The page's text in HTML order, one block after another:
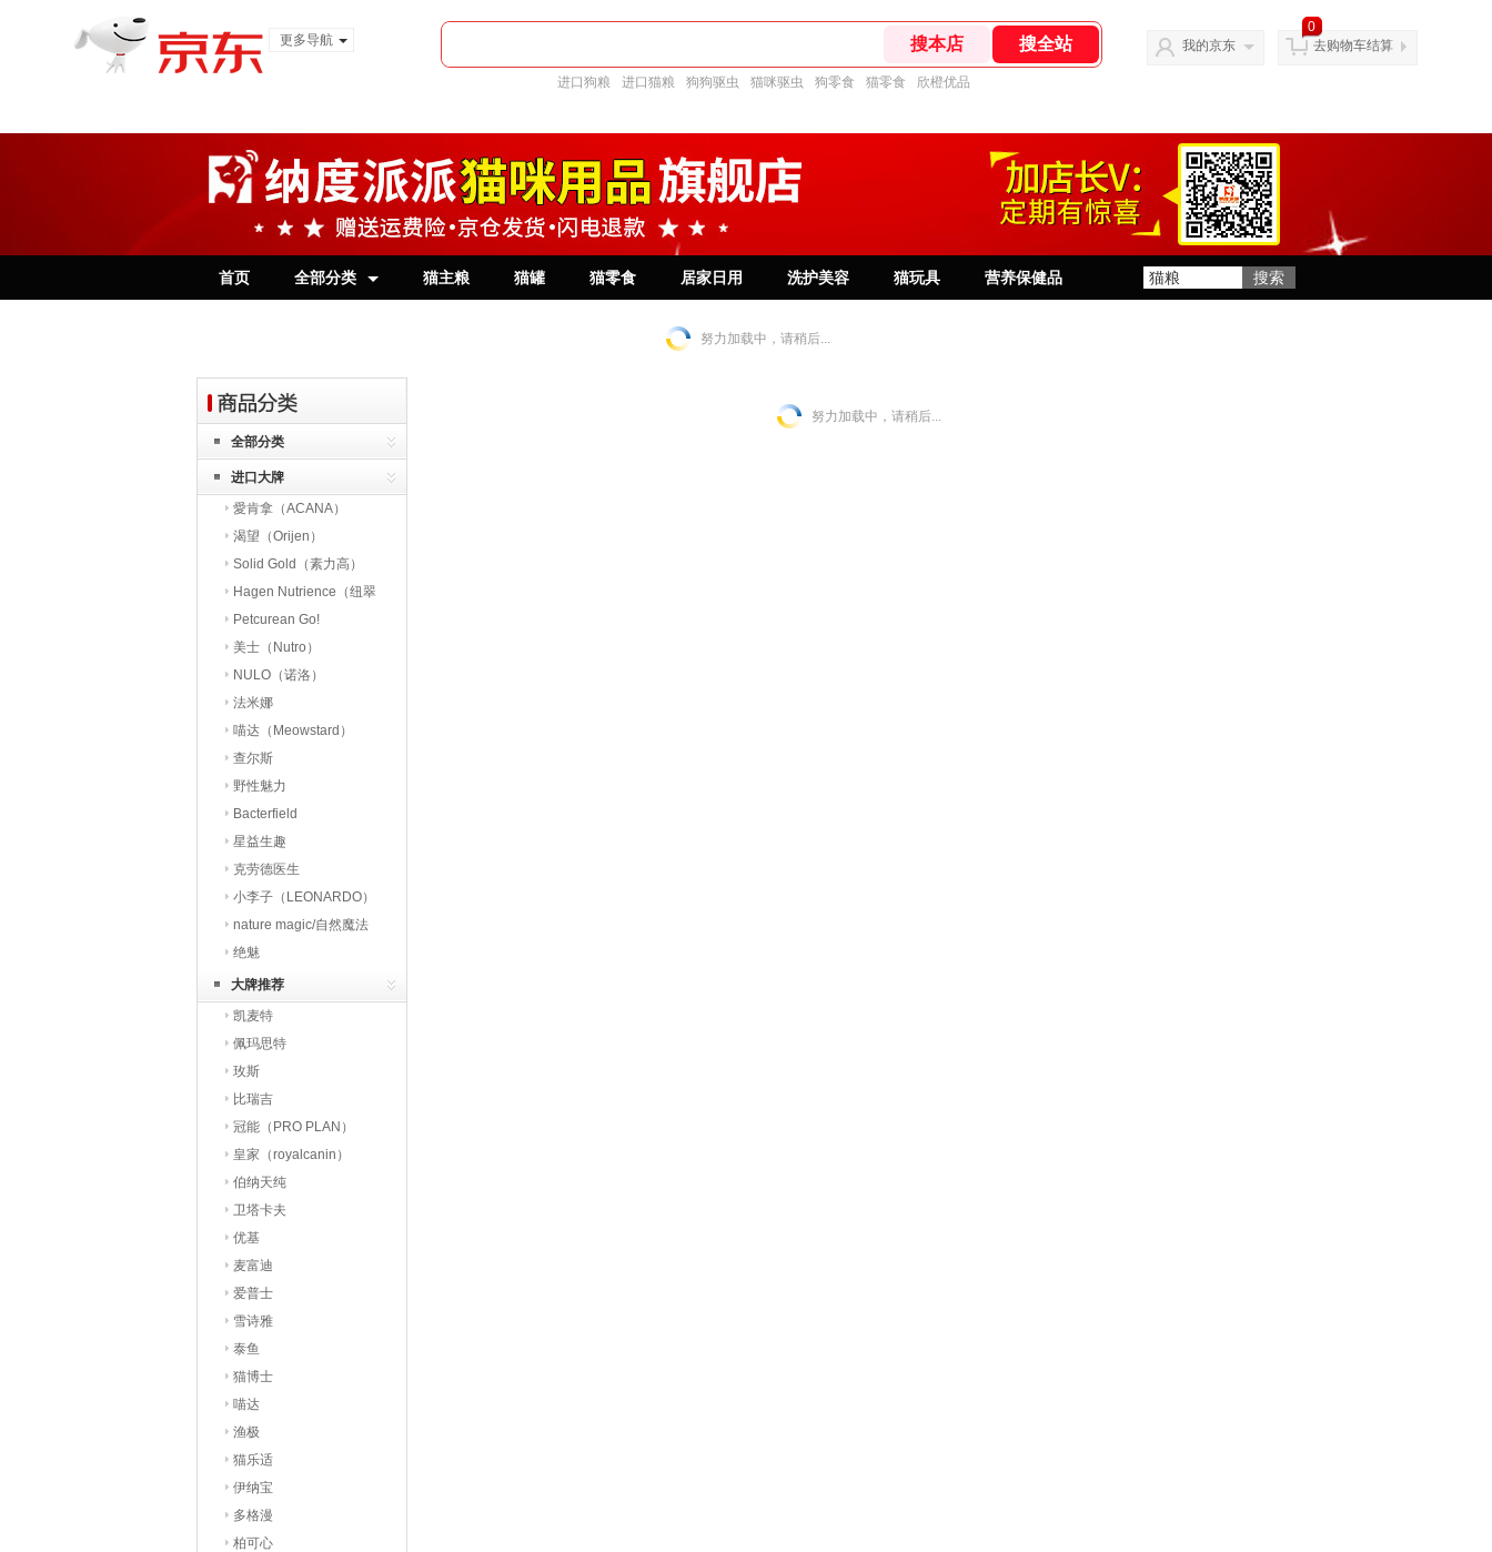
更多导航
进口狗粮 进口猫粮 狗狗驱虫 猫咪驱虫 狗零食 猫零食 欣橙优品
我的京东
0
去购物车结算
首页 全部分类 猫主粮 猫罐 猫零食 居家日用 洗护美容 猫玩具 营养保健品
努力加载中，请稍后...
全部分类
进口大牌
愛肯拿（ACANA）
渴望（Orijen）
Solid Gold（素力高）
Hagen Nutrience（纽翠
斯）
Petcurean Go!
美士（Nutro）
NULO（诺洛）
法米娜
喵达（Meowstard）
查尔斯
野性魅力
Bacterfield
星益生趣
（STELLA&CHEWY’S）
克劳德医生
小李子（LEONARDO）
nature magic/自然魔法
绝魅
大牌推荐
凯麦特
佩玛思特
玫斯
比瑞吉
冠能（PRO PLAN）
皇家（royalcanin）
伯纳天纯
卫塔卡夫
优基
麦富迪
爱普士
雪诗雅
泰鱼
猫博士
喵达
渔极
猫乐适
伊纳宝
多格漫
柏可心
努力加载中，请稍后...